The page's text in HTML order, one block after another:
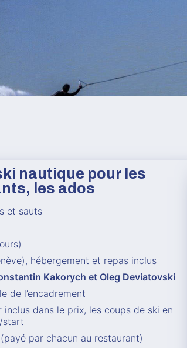
nautique pour les
les ados
et sauts
hébergement et repas inclus
Kakorych et Oleg Deviatovski
de l’encadrement
dans le prix, les coups de ski en
start
par chacun au restaurant)